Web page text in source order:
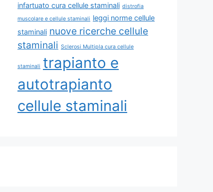
infartuato cura cellule staminali distrofia
muscolare e cellule staminali leggi norme cellule
staminali nuove ricerche cellule
staminali Sclerosi Multipla cura cellule
staminali trapianto e
autotrapianto
cellule staminali